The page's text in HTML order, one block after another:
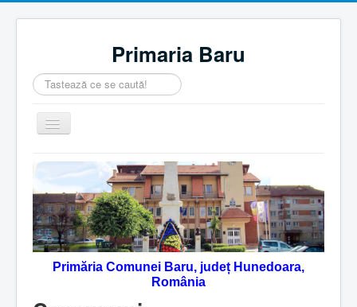
Primaria Baru
Căutare
...
Comută
navigarea
Home
Despre noi
Noutăţi
Contact
Servicii Online
Primăria Comunei Baru, județ Hunedoara,
România